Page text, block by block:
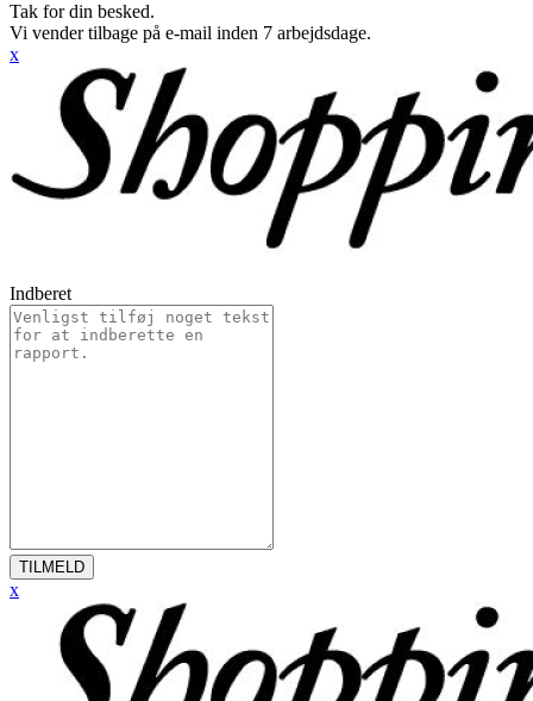
Tak for din besked.
Vi vender tilbage på e-mail inden 7 arbejdsdage.
x
Indberet
TILMELD
x